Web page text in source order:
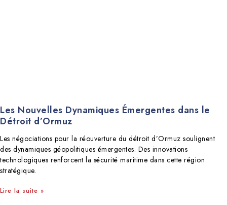
Les Nouvelles Dynamiques Émergentes dans le
Détroit d’Ormuz
Les négociations pour la réouverture du détroit d’Ormuz soulignent
des dynamiques géopolitiques émergentes. Des innovations
technologiques renforcent la sécurité maritime dans cette région
stratégique.
Lire la suite »